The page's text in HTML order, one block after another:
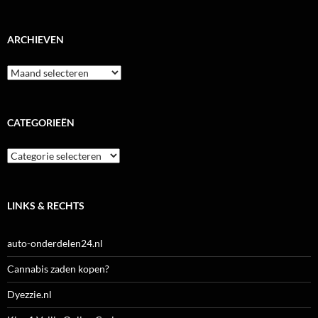
ARCHIEVEN
Archieven
CATEGORIEËN
Categorieën
LINKS & RECHTS
auto-onderdelen24.nl
Cannabis zaden kopen?
Dyezzie.nl